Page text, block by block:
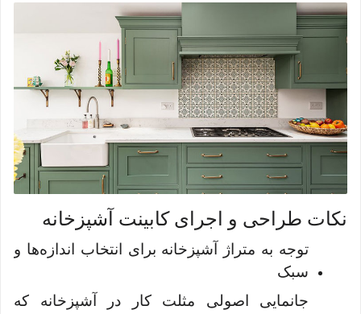
نکات طراحی و اجرای کابینت آشپزخانه
توجه به متراژ آشپزخانه برای انتخاب اندازه‌ها و
سبک
جانمایی اصولی مثلت کار در آشپزخانه که